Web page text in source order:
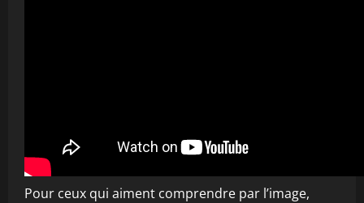
Pour ceux qui aiment comprendre par l’image,